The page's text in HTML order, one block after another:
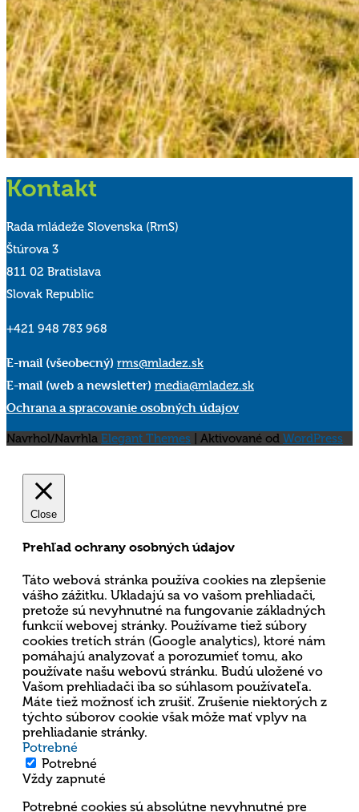
Kontakt
Rada mládeže Slovenska (RmS)
Štúrova 3
811 02 Bratislava
Slovak Republic
+421 948 783 968
E-mail (všeobecný) rms@mladez.sk
E-mail (web a newsletter) media@mladez.sk
Ochrana a spracovanie osobných údajov
Navrhol/Navrhla Elegant Themes | Aktivované od WordPress
Close
Prehľad ochrany osobných údajov
Táto webová stránka používa cookies na zlepšenie
vášho zážitku. Ukladajú sa vo vašom prehliadači,
pretože sú nevyhnutné na fungovanie základných
funkcií webovej stránky. Používame tiež súbory
cookies tretích strán (Google analytics), ktoré nám
pomáhajú analyzovať a porozumieť tomu, ako
používate našu webovú stránku. Budú uložené vo
Vašom prehliadači iba so súhlasom používateľa.
Máte tiež možnosť ich zrušiť. Zrušenie niektorých z
týchto súborov cookie však môže mať vplyv na
prehliadanie stránky.
Potrebné
Potrebné
Vždy zapnuté
Potrebné cookies sú absolútne nevyhnutné pre